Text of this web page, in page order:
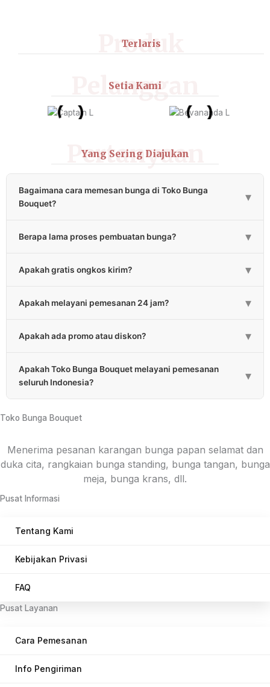
Produk
Terlaris
Pelanggan
Setia Kami
Pertanyaan
Yang Sering Diajukan
Bagaimana cara memesan bunga di Toko Bunga
Bouquet?
▾
atau bisa menghubungi CS kami melalui ikon “Chat
Berapa lama proses pembuatan bunga? ▾
untuk rangkaian bunga 1-3 jam. Estimasi bisa melebihi
Apakah gratis ongkos kirim? ▾
Untuk daerah yang kena ongkos kirim akan kami
Apakah melayani pemesanan 24 jam? ▾
Apakah ada promo atau diskon?
▾
diskon untuk pembelian jumlah tertentu.
Apakah Toko Bunga Bouquet melayani pemesanan
seluruh Indonesia?
▾
Indonesia melalui rekanan. Untuk konsep bunga
Toko Bunga Bouquet
Menerima pesanan karangan bunga papan selamat dan
duka cita, rangkaian bunga standing, bunga tangan, bunga
meja, bunga krans, dll.
Pusat Informasi
Tentang Kami
Kebijakan Privasi
FAQ
Pusat Layanan
Cara Pemesanan
Info Pengiriman